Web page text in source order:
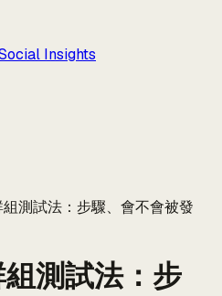
Insights
測試法：步驟、會不會被發
測試法：步